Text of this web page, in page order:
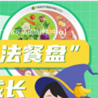
东省疾病预防控制中心】